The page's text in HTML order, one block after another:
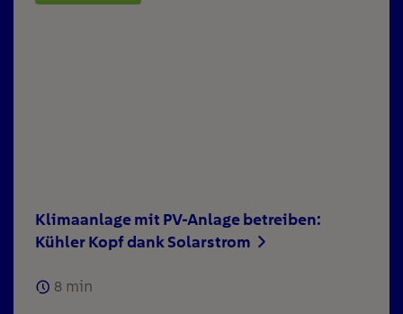
Klimaanlage mit PV-Anlage betreiben:
Kühler Kopf dank Solarstrom
8 min